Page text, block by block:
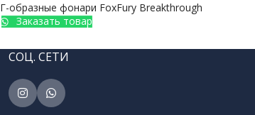
Г-образные фонари FoxFury Breakthrough
Заказать товар
СОЦ. СЕТИ